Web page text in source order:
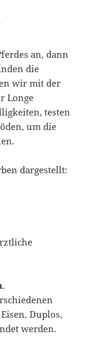
an, dann
die
wir mit der
Longe
testen
um die
dargestellt:
.
Duplos,
werden.